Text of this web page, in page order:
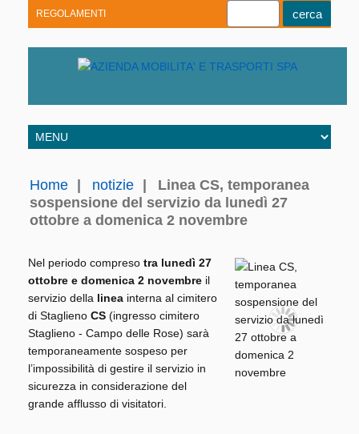
REGOLAMENTI
Home notizie
Linea CS, temporanea
sospensione del servizio da lunedì 27
ottobre a domenica 2 novembre
Nel periodo compreso tra lunedì 27
ottobre e domenica 2 novembre il
servizio della linea interna al cimitero
di Staglieno CS (ingresso cimitero
Staglieno - Campo delle Rose) sarà
temporaneamente sospeso per
l’impossibilità di gestire il servizio in
sicurezza in considerazione del
grande afflusso di visitatori.